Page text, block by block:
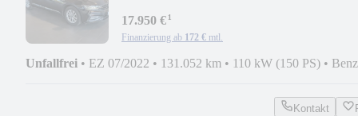
17.950 €¹
Finanzierung ab 172 € mtl.
Unfallfrei • EZ 07/2022 • 131.052 km • 110 kW (150 PS) •
Kontakt